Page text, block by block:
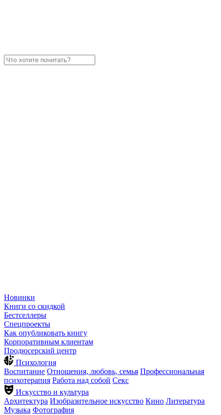
Новинки
Книги со скидкой
Бестселлеры
Спецпроекты
Как опубликовать книгу
Корпоративным клиентам
Продюсерский центр
Психология
Воспитание Отношения, любовь, семья Профессиональная
психотерапия Работа над собой Секс
Искусство и культура
Архитектура Изобразительное искусство Кино Литература
Музыка Фотография